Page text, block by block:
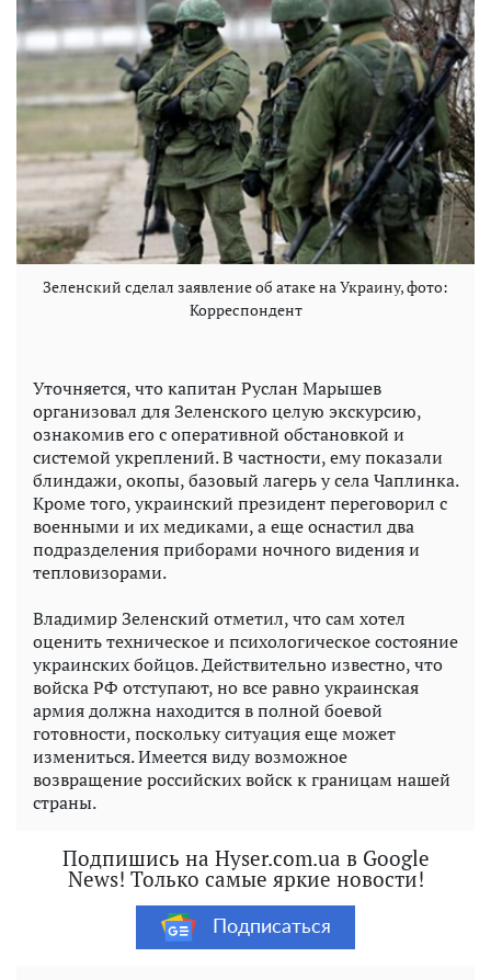
Зеленский сделал заявление об атаке на Украину, фото:
Корреспондент
Уточняется, что капитан Руслан Марышев
организовал для Зеленского целую экскурсию,
ознакомив его с оперативной обстановкой и
системой укреплений. В частности, ему показали
блиндажи, окопы, базовый лагерь у села Чаплинка.
Кроме того, украинский президент переговорил с
военными и их медиками, а еще оснастил два
подразделения приборами ночного видения и
тепловизорами.
Владимир Зеленский отметил, что сам хотел
оценить техническое и психологическое состояние
украинских бойцов. Действительно известно, что
войска РФ отступают, но все равно украинская
армия должна находится в полной боевой
готовности, поскольку ситуация еще может
измениться. Имеется виду возможное
возвращение российских войск к границам нашей
страны.
Подпишись на Hyser.com.ua в Google
News! Только самые яркие новости!
Подписаться